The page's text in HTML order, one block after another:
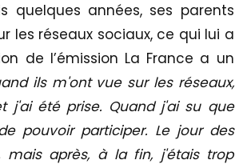
quelques années, ses parents
les réseaux sociaux, ce qui lui a
de l’émission La France a un
ils m'ont vue sur les réseaux,
j'ai été prise. Quand j'ai su que
pouvoir participer. Le jour des
mais après, à la fin, j'étais trop